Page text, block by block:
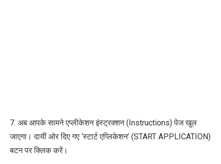
7. अब आपके सामने एप्लीकेशन इंस्ट्रक्शन(Instructions)पेज खुल
जाएगा। दायीं ओर दिए गए ‘स्टार्ट एप्लिकेशन’ (START APPLICATION)
बटन पर क्लिक करें।